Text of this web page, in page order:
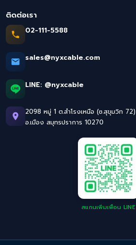
ติดต่อเรา
02-111-5588
sales@nyxcable.com
LINE: @nyxcable
2098 หมู่ 1 ต.สำโรงเหนือ (ซ.สุขุมวิท 72)
อ.เมือง สมุทรปราการ 10270
สแกนเพิ่มเพื่อน LINE